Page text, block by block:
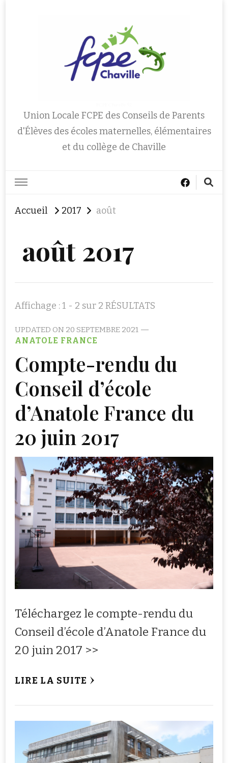
Union Locale FCPE des Conseils de Parents
d'Élèves des écoles maternelles, élémentaires
et du collège de Chaville
Accueil 2017 août
août 2017
Affichage : 1 - 2 sur 2 RÉSULTATS
UPDATED ON 20 SEPTEMBRE 2021
ANATOLE FRANCE
Compte-rendu du
Conseil d’école
d’Anatole France du
20 juin 2017
Téléchargez le compte-rendu du
Conseil d’école d’Anatole France du
20 juin 2017 >>
LIRE LA SUITE